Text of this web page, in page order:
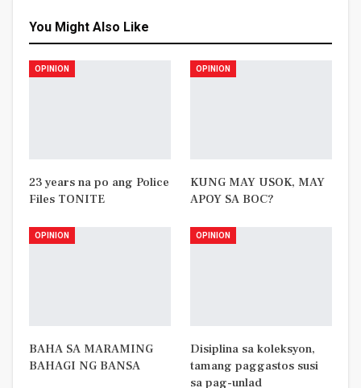
You Might Also Like
OPINION
23 years na po ang Police
Files TONITE
OPINION
KUNG MAY USOK, MAY
APOY SA BOC?
OPINION
BAHA SA MARAMING
BAHAGI NG BANSA
OPINION
Disiplina sa koleksyon,
tamang paggastos susi
sa pag-unlad